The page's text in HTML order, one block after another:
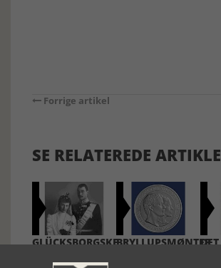
Forrige artikel
SE RELATEREDE
GLÜCKSBORGSKEBRYLLUPSMØNTER